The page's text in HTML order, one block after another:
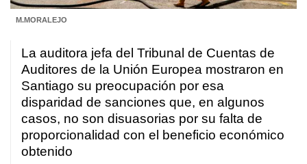
M.MORALEJO
La auditora jefa del Tribunal de Cuentas de
Auditores de la Unión Europea mostraron en
Santiago su preocupación por esa
disparidad de sanciones que, en algunos
casos, no son disuasorias por su falta de
proporcionalidad con el beneficio económico
obtenido